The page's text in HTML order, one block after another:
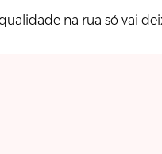
na rua só vai